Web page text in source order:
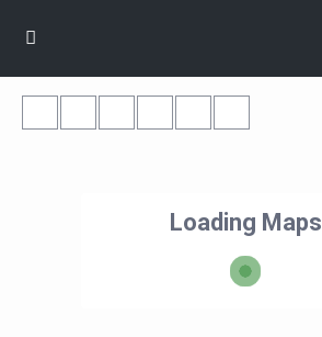
Loading Maps